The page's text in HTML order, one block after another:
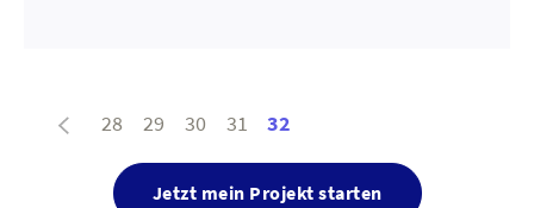
28 29 30 31 32
Jetzt mein Projekt starten